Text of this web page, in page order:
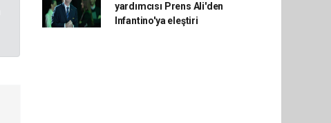
yardımcısı Prens Ali'den
Infantino'ya eleştiri